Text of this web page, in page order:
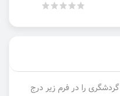
را در فرم زیر درج